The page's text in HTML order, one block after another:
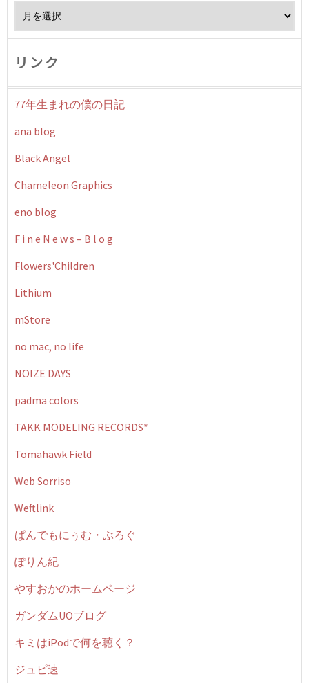
リンク
77年生まれの僕の日記
ana blog
Black Angel
Chameleon Graphics
eno blog
F i n e N e w s – B l o g
Flowers'Children
Lithium
mStore
no mac, no life
NOIZE DAYS
padma colors
TAKK MODELING RECORDS*
Tomahawk Field
Web Sorriso
Weftlink
ぱんでもにぅむ・ぶろぐ
ぽりん紀
やすおかのホームページ
ガンダムUOブログ
キミはiPodで何を聴く？
ジュピ速